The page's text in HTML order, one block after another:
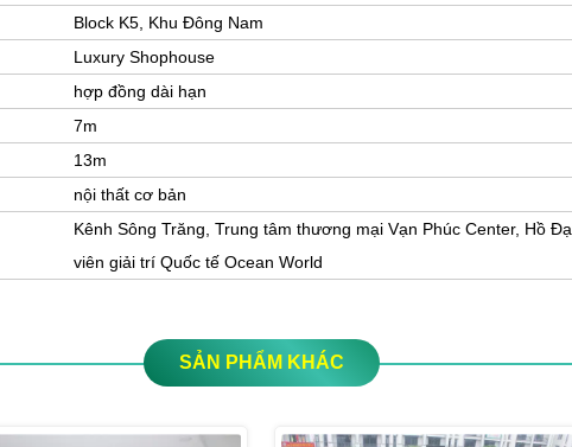
Block K5, Khu Đông Nam
Luxury Shophouse
hợp đồng dài hạn
7m
13m
nội thất cơ bản
Kênh Sông Trăng, Trung tâm thương mại Vạn Phúc Center, Hồ
viên giải trí Quốc tế Ocean World
SẢN PHẨM KHÁC